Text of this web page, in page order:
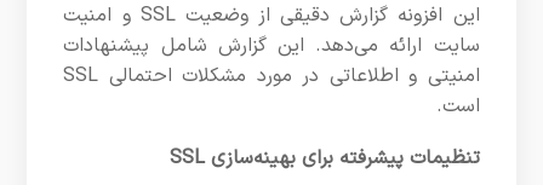
این افزونه گزارش دقیقی از وضعیت SSL و امنیت
سایت ارائه می‌دهد. این گزارش شامل پیشنهادات
امنیتی و اطلاعاتی در مورد مشکلات احتمالی SSL
است.
تنظیمات پیشرفته برای بهینه‌سازی SSL